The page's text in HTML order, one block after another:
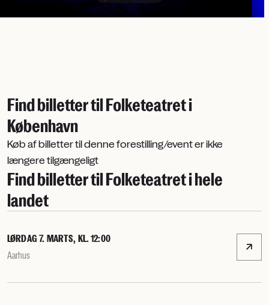
Find billetter til Folketeatret i
København
Køb af billetter til denne forestilling/event er ikke
længere tilgængeligt
Find billetter til Folketeatret i hele
landet
LØRDAG 7. MARTS, KL. 12:00
Aarhus